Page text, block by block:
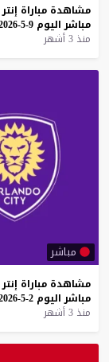
مشاهدة مباراة إنتر
مباشر اليوم 9-5-2026
منذ 3 أشهر
مباشر
مشاهدة مباراة إنتر
مباشر اليوم 2-5-2026
منذ 3 أشهر